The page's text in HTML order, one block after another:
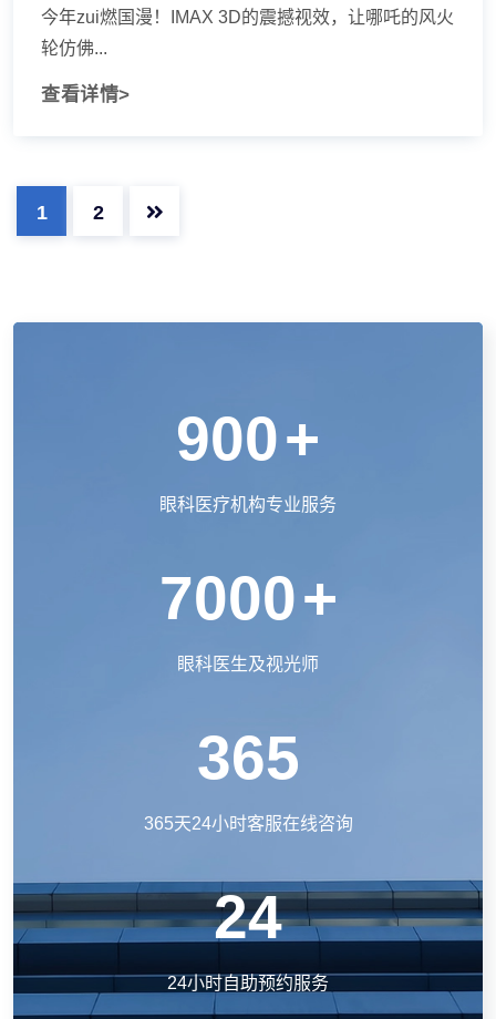
今年zui燃国漫！IMAX 3D的震撼视效，让哪吒的风火
轮仿佛...
查看详情>
1 2
900+
眼科医疗机构专业服务
7000+
眼科医生及视光师
365
365天24小时客服在线咨询
24
24小时自助预约服务